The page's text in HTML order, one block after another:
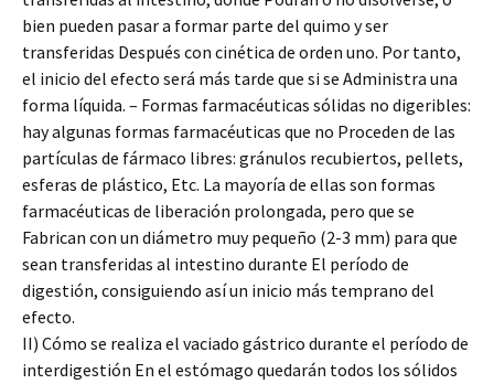
bien pueden pasar a formar parte del quimo y ser
transferidas Después con cinética de orden uno. Por tanto,
el inicio del efecto será más tarde que si se Administra una
forma líquida. – Formas farmacéuticas sólidas no digeribles:
hay algunas formas farmacéuticas que no Proceden de las
partículas de fármaco libres: gránulos recubiertos, pellets,
esferas de plástico, Etc. La mayoría de ellas son formas
farmacéuticas de liberación prolongada, pero que se
Fabrican con un diámetro muy pequeño (2-3 mm) para que
sean transferidas al intestino durante El período de
digestión, consiguiendo así un inicio más temprano del
efecto.
II) Cómo se realiza el vaciado gástrico durante el período de
interdigestión En el estómago quedarán todos los sólidos